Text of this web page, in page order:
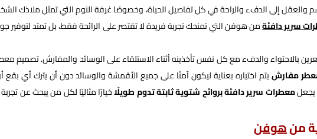
والعقل إلى الدفء والراحة في كل تفاصيل الحياة، وخصوصًا غرفة النوم التي تمثل ملاذك
سرير دافئةمن هوفن التي تمنحك تجربة فريدة لا تقتصر على الرائحة فقط، بل تمتد لتوفير
بالاحتواء والدفء مع كل نفس تأخذينه أثناء الاستلقاء على الوسائد والمفارش. تصميم
مفارشيتم اختياره بعناية ليكون آمنًا على جميع الأقمشة والوسائد دون أن يترك أي بقع
يجعلمعطرات سرير دافئة بروائح شتوية ثابتة تدوم طويلًاخيارًا مثاليًا لكل من يبحث عن
منهوفن